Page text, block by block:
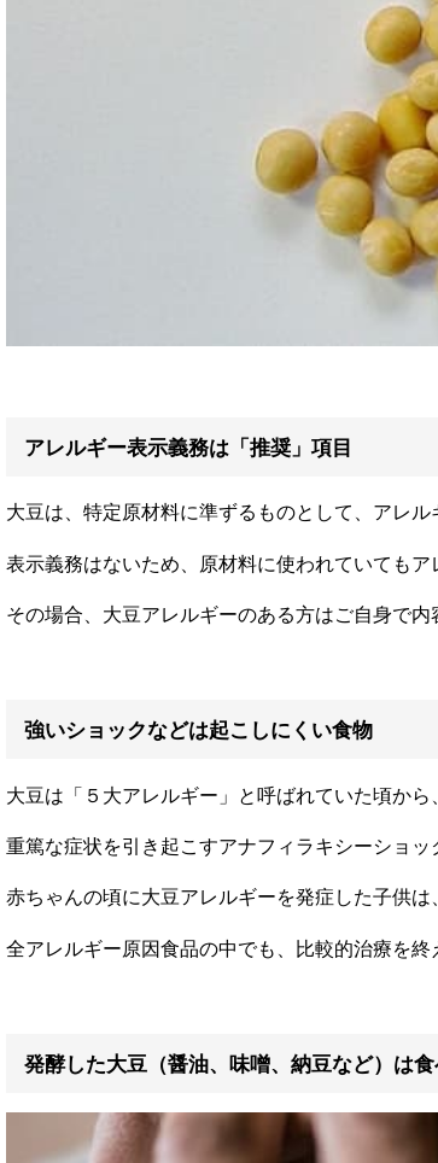
アレルギー表示義務は「推奨」項目
大豆は、特定原材料に準ずるものとして、アレル
表示義務はないため、原材料に使われていてもア
その場合、大豆アレルギーのある方はご自身で
強いショックなどは起こしにくい食物
大豆は「５大アレルギー」と呼ばれていた頃か
重篤な症状を引き起こすアナフィラキシーショ
赤ちゃんの頃に大豆アレルギーを発症した子供
全アレルギー原因食品の中でも、比較的治療を終
発酵した大豆（醤油、味噌、納豆など）は